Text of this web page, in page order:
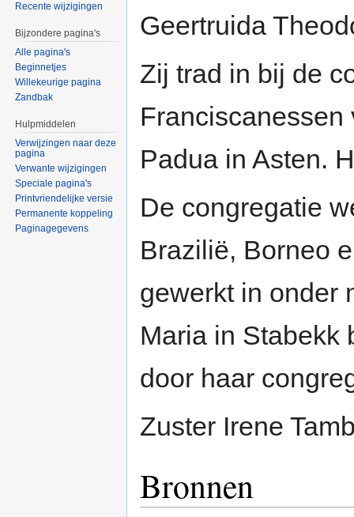
Geertruida
Zij trad in bij de
Padua in Asten.
De congregatie
Brazilië, Borneo
gewerkt in onder
Maria in Stabekk
door haar
Zuster Irene
Bronnen
Recente wijzigingen
Bijzondere pagina's
Alle pagina's
Beginnetjes
Willekeurige pagina
Zandbak
Hulpmiddelen
Verwijzingen naar deze
pagina
Verwante wijzigingen
Speciale pagina's
Printvriendelijke versie
Permanente koppeling
Paginagegevens